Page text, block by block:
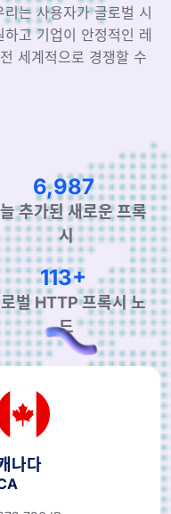
는 사용자가 글로벌 시
고 기업이 안정적인 레
세계적으로 경쟁할 수
11,423
추가된 새로운 프록
시
185+
벌 HTTP 프록시 노
드
나다